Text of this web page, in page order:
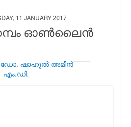
11 JANUARY 2017
ഓണ്‍ലൈന്‍
ഡോ. ഷാഹുല്‍ അമീന്‍
എം.ഡി.